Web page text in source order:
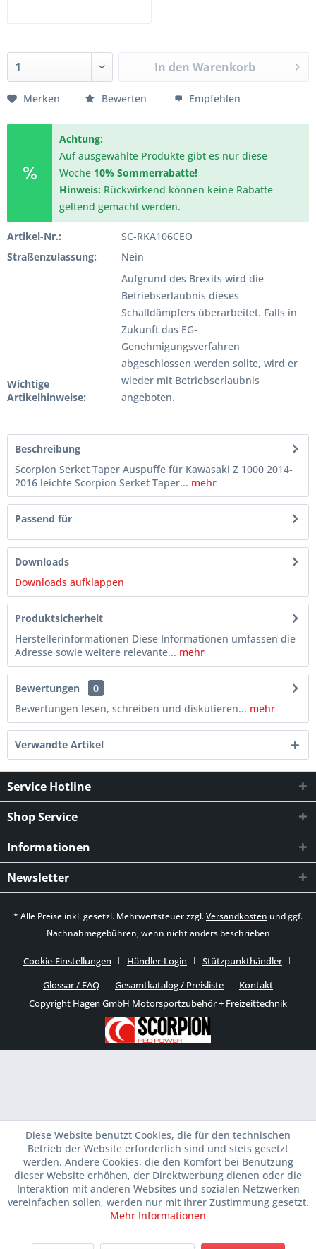
In den Warenkorb
Merken Bewerten Empfehlen
Achtung:
Auf ausgewählte Produkte gibt es nur diese
Woche 10% Sommerrabatte!
Hinweis: Rückwirkend können keine Rabatte
geltend gemacht werden.
Artikel-Nr.:
SC-RKA106CEO
Straßenzulassung:
Nein
Wichtige
Artikelhinweise:
Aufgrund des Brexits wird die
Betriebserlaubnis dieses
Schalldämpfers überarbeitet. Falls in
Zukunft das EG-
Genehmigungsverfahren
abgeschlossen werden sollte, wird er
wieder mit Betriebserlaubnis
angeboten.
Beschreibung
Scorpion Serket Taper Auspuffe für Kawasaki Z 1000 2014-
2016 leichte Scorpion Serket Taper... mehr
Passend für
Downloads
Downloads aufklappen
Produktsicherheit
Herstellerinformationen Diese Informationen umfassen die
Adresse sowie weitere relevante... mehr
Bewertungen
0
Bewertungen lesen, schreiben und diskutieren... mehr
Verwandte Artikel
Service Hotline
Shop Service
Informationen
Newsletter
* Alle Preise inkl. gesetzl. Mehrwertsteuer zzgl.Versandkosten und ggf.
Nachnahmegebühren, wenn nicht anders beschrieben
Cookie-Einstellungen Händler-Login
Stützpunkthändler
Glossar / FAQ
Gesamtkatalog / Preisliste
Kontakt
Copyright Hagen GmbH Motorsportzubehör + Freizeittechnik
Diese Website benutzt Cookies, die für den technischen
Betrieb der Website erforderlich sind und stets gesetzt
werden. Andere Cookies, die den Komfort bei Benutzung
dieser Website erhöhen, der Direktwerbung dienen oder die
Interaktion mit anderen Websites und sozialen Netzwerken
vereinfachen sollen, werden nur mit Ihrer Zustimmung gesetzt.
Mehr Informationen